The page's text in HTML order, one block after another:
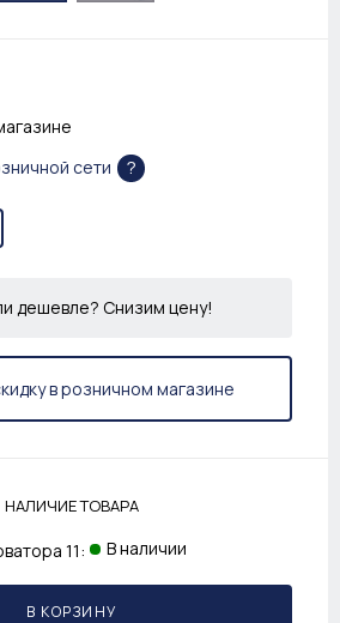
сети ?
дешевле? Снизим цену!
в розничном магазине
НАЛИЧИЕ ТОВАРА
11: В наличии
В КОРЗИНУ